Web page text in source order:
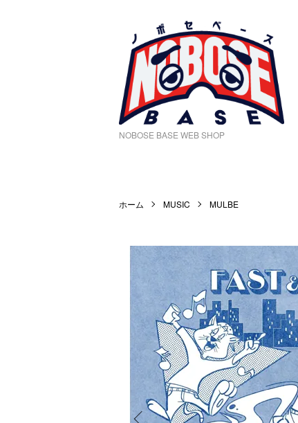
NOBOSE BASE WEB SHOP
ホーム MUSIC MULBE